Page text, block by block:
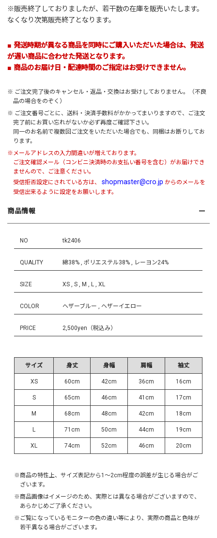
※販売終了しておりましたが、若干数の在庫を販売いたします。
なくなり次第販売終了となります。
■ 発送時期が異なる商品を同時にご購入いただいた場合は、発送
が遅い商品に合わせた発送となります。
■ 商品のお届け日・配達時間のご指定はお受けできません。
※ ご注文完了後のキャンセル・返品・交換はお受けしておりません。（不良
品の場合をのぞく）
※ ご注文番号ごとに、送料・決済手数料がかかってまいりますので、ご注文
完了前にお買い忘れがないか必ず再度ご確認下さい。
同一のお名前で複数回ご注文をいただいた場合でも、同梱はお断りしてお
ります。
※メールアドレスの入力間違いが増えております。
ご注文確認メール（コンビニ決済時のお支払い番号を含む）がお届けでき
ませんので、ご注意ください。
受信拒否設定にされている方は、 shopmaster@cro.jp からのメールを
受信出来るように設定をお願いします。
商品情報
NO tk2406
QUALITY 綿38% , ポリエステル38% , レーヨン24%
SIZE XS , S , M , L , XL
COLOR ヘザーブルー , ヘザーイエロー
PRICE 2,500yen（税込み）
サイズ 身丈 身幅 肩幅 袖丈
XS 60cm 42cm 36cm 16cm
S 65cm 46cm 41cm 17cm
M 68cm 48cm 42cm 18cm
L 71cm 50cm 44cm 19cm
XL 74cm 52cm 46cm 20cm
※商品の特性上、サイズ表記から1～2cm程度の誤差が生じる場合がご
ざいます。
※商品画像はイメージのため、実際とは異なる場合がございますので、
あらかじめご了承ください。
※ご覧になっているモニターの色の違い等により、実際の商品と色味が
若干異なる場合がございます。